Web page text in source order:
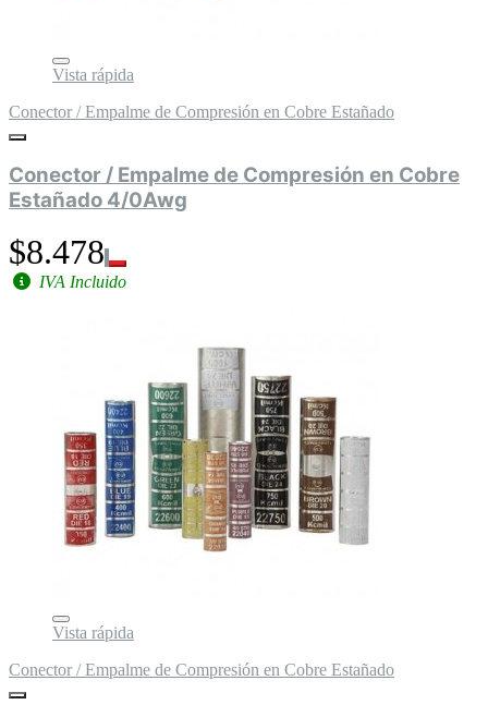
Vista rápida
Conector / Empalme de Compresión en Cobre Estañado
Conector / Empalme de Compresión en Cobre
Estañado 4/0Awg
$8.478
IVA Incluido
Vista rápida
Conector / Empalme de Compresión en Cobre Estañado